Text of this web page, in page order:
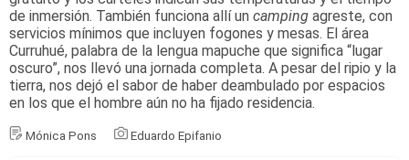
de inmersión. También funciona allí un camping agreste, con
servicios mínimos que incluyen fogones y mesas. El área
Curruhué, palabra de la lengua mapuche que significa “lugar
oscuro”, nos llevó una jornada completa. A pesar del ripio y la
tierra, nos dejó el sabor de haber deambulado por espacios
en los que el hombre aún no ha fijado residencia.
Mónica Pons Eduardo Epifanio